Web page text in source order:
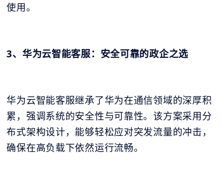
使用。
3、华为云智能客服：安全可靠的政企之选
华为云智能客服继承了华为在通信领域的深厚积
累，强调系统的安全性与可靠性。该方案采用分
布式架构设计，能够轻松应对突发流量的冲击，
确保在高负载下依然运行流畅。